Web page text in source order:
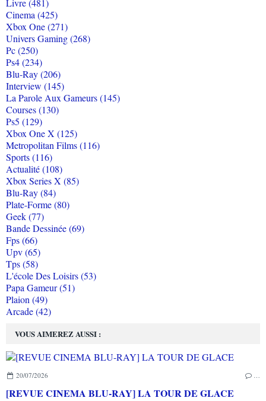
VOUS AIMEREZ AUSSI :
20/07/2026 …
[REVUE CINEMA BLU-RAY] LA TOUR DE GLACE
Livre (481)
Cinema (425)
Xbox One (271)
Univers Gaming (268)
Pc (250)
Ps4 (234)
Blu-Ray (206)
Interview (145)
La Parole Aux Gameurs (145)
Courses (130)
Ps5 (129)
Xbox One X (125)
Metropolitan Films (116)
Sports (116)
Actualité (108)
Xbox Series X (85)
Blu-Ray (84)
Plate-Forme (80)
Geek (77)
Bande Dessinée (69)
Fps (66)
Upv (65)
Tps (58)
L'école Des Loisirs (53)
Papa Gameur (51)
Plaion (49)
Arcade (42)